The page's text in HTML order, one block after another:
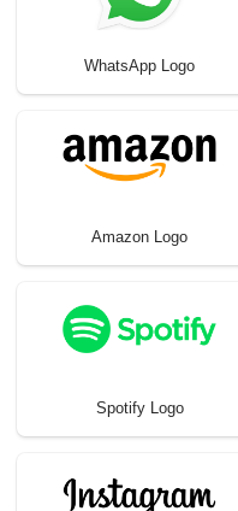
WhatsApp Logo
Amazon Logo
Spotify Logo